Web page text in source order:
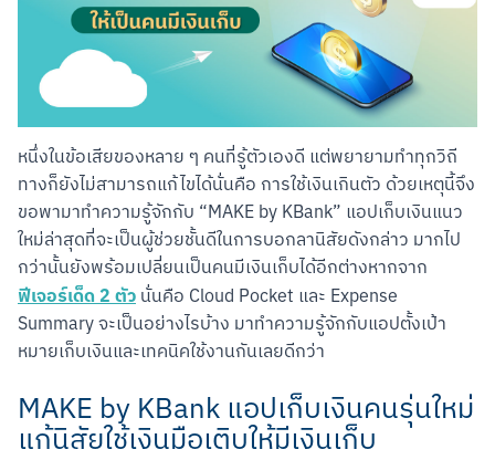
หนึ่งในข้อเสียของหลาย ๆ คนที่รู้ตัวเองดี แต่พยายามทำทุกวิถี
ทางก็ยังไม่สามารถแก้ไขได้นั่นคือ การใช้เงินเกินตัว ด้วยเหตุนี้จึง
ขอพามาทำความรู้จักกับ “MAKE by KBank” แอปเก็บเงินแนว
ใหม่ล่าสุดที่จะเป็นผู้ช่วยชั้นดีในการบอกลานิสัยดังกล่าว มากไป
ฟีเจอร์เด็ด 2 ตัว นั่นคือ Cloud Pocket และ Expense
Summary จะเป็นอย่างไรบ้าง มาทำความรู้จักกับแอปตั้งเป้า
หมายเก็บเงินและเทคนิคใช้งานกันเลยดีกว่า
MAKE by KBank แอปเก็บเงินคนรุ่นใหม่
แก้นิสัยใช้เงินมือเติบให้มีเงินเก็บ